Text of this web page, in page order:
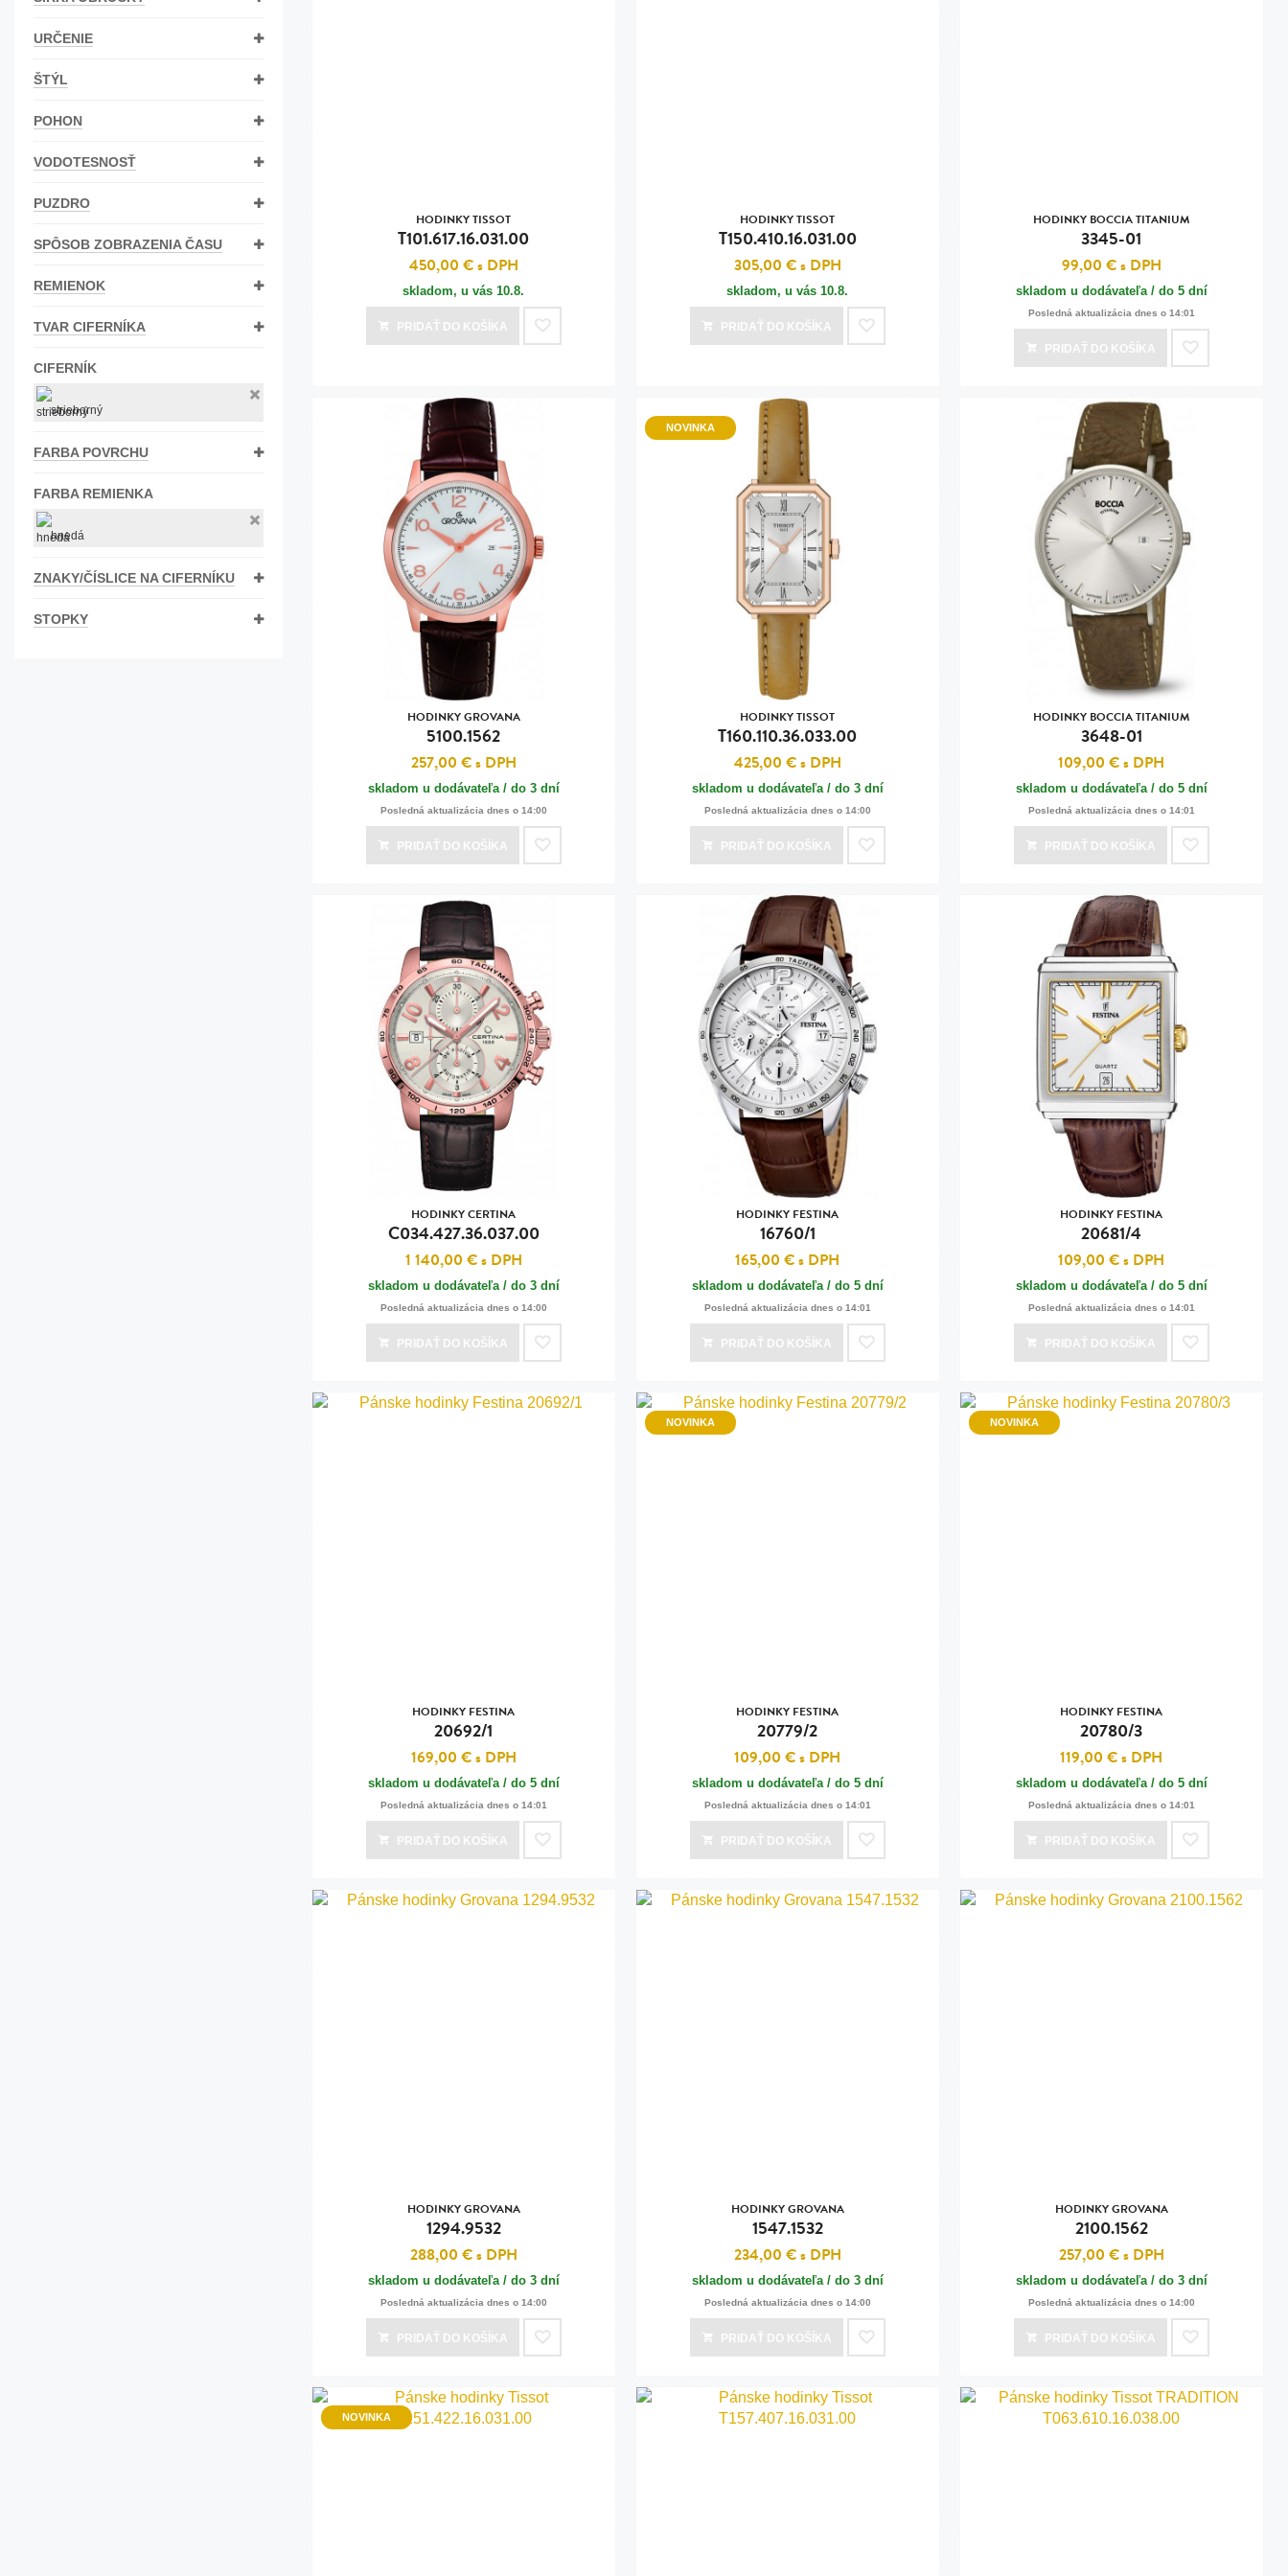
URČENIE
ŠTÝL
POHON
VODOTESNOSŤ
PUZDRO
SPÔSOB ZOBRAZENIA ČASU
REMIENOK
TVAR CIFERNÍKA
CIFERNÍK
strieborný
FARBA POVRCHU
FARBA REMIENKA
hnedá
ZNAKY/ČÍSLICE NA CIFERNÍKU
STOPKY
HODINKY TISSOT
T101.617.16.031.00
450,00 €s DPH
skladom, u vás 10.8.
PRIDAŤDO KOŠÍKA
HODINKY TISSOT
T150.410.16.031.00
305,00 €s DPH
skladom, u vás 10.8.
PRIDAŤDO KOŠÍKA
HODINKY BOCCIA TITANIUM
3345-01
99,00 €s DPH
skladom u dodávateľa / do 5 dní
Posledná aktualizácia dnes o 14:01
PRIDAŤDO KOŠÍKA
HODINKY GROVANA
5100.1562
257,00 €s DPH
skladom u dodávateľa / do 3 dní
Posledná aktualizácia dnes o 14:00
PRIDAŤDO KOŠÍKA
NOVINKA
HODINKY TISSOT
T160.110.36.033.00
425,00 €s DPH
skladom u dodávateľa / do 3 dní
Posledná aktualizácia dnes o 14:00
PRIDAŤDO KOŠÍKA
HODINKY BOCCIA TITANIUM
3648-01
109,00 €s DPH
skladom u dodávateľa / do 5 dní
Posledná aktualizácia dnes o 14:01
PRIDAŤDO KOŠÍKA
HODINKY CERTINA
C034.427.36.037.00
1 140,00 €s DPH
skladom u dodávateľa / do 3 dní
Posledná aktualizácia dnes o 14:00
PRIDAŤDO KOŠÍKA
HODINKY FESTINA
16760/1
165,00 €s DPH
skladom u dodávateľa / do 5 dní
Posledná aktualizácia dnes o 14:01
PRIDAŤDO KOŠÍKA
HODINKY FESTINA
20681/4
109,00 €s DPH
skladom u dodávateľa / do 5 dní
Posledná aktualizácia dnes o 14:01
PRIDAŤDO KOŠÍKA
HODINKY FESTINA
20692/1
169,00 €s DPH
skladom u dodávateľa / do 5 dní
Posledná aktualizácia dnes o 14:01
PRIDAŤDO KOŠÍKA
NOVINKA
HODINKY FESTINA
20779/2
109,00 €s DPH
skladom u dodávateľa / do 5 dní
Posledná aktualizácia dnes o 14:01
PRIDAŤDO KOŠÍKA
NOVINKA
HODINKY FESTINA
20780/3
119,00 €s DPH
skladom u dodávateľa / do 5 dní
Posledná aktualizácia dnes o 14:01
PRIDAŤDO KOŠÍKA
HODINKY GROVANA
1294.9532
288,00 €s DPH
skladom u dodávateľa / do 3 dní
Posledná aktualizácia dnes o 14:00
PRIDAŤDO KOŠÍKA
HODINKY GROVANA
1547.1532
234,00 €s DPH
skladom u dodávateľa / do 3 dní
Posledná aktualizácia dnes o 14:00
PRIDAŤDO KOŠÍKA
HODINKY GROVANA
2100.1562
257,00 €s DPH
skladom u dodávateľa / do 3 dní
Posledná aktualizácia dnes o 14:00
PRIDAŤDO KOŠÍKA
NOVINKA